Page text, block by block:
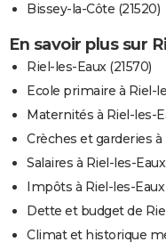
Bissey-la-Côte (21520)
En savoir plus sur
Riel-les-Eaux (21570)
Ecole primaire à Riel-
Maternités à Riel-les-
Crèches et garderies à
Salaires à Riel-les-Eaux
Impôts à Riel-les-Eaux
Dette et budget de
Climat et historique